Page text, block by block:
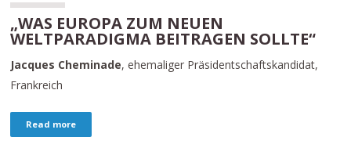
„WAS EUROPA ZUM NEUEN
WELTPARADIGMA BEITRAGEN SOLLTE“
Jacques Cheminade, ehemaliger Präsidentschaftskandidat,
Frankreich
Read more